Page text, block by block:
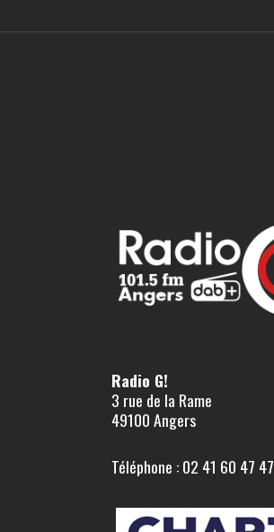
Radio G!
3 rue de la Rame
49100 Angers
Téléphone : 02 41 60 47 47